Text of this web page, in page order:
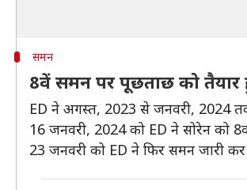
समन
8वें समन पर पूछताछ को तैयार
ED ने अगस्त, 2023 से जनवरी, 2024
16 जनवरी, 2024 को ED ने सोरेन को
23 जनवरी को ED ने फिर समन जारी